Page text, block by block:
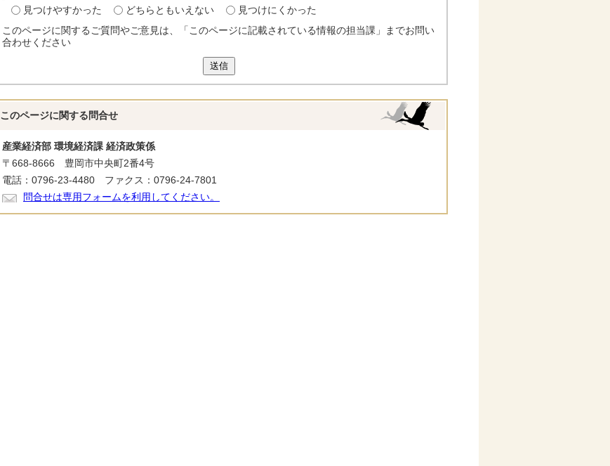
見つけやすかった
どちらともいえない
見つけにくかった
このページに関するご質問やご意見は、「このページに記載されている情報の担当課」までお問い
合わせください
送信
このページに関する 問合せ
産業経済部 環境経済課 経済政策係
〒668-8666 豊岡市中央町2番4号
電話：0796-23-4480 ファクス：0796-24-7801
問合せは専用フォームを利用してください。